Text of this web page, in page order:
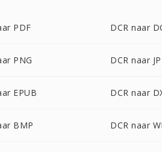
PDF DCR naar
PNG DCR naar
EPUB DCR naar
BMP DCR naar